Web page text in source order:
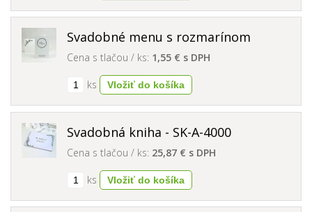
Svadobné menu s rozmarínom
Cena s tlačou / ks: 1,55 € s DPH
ks
Svadobná kniha - SK-A-4000
Cena s tlačou / ks: 25,87 € s DPH
ks